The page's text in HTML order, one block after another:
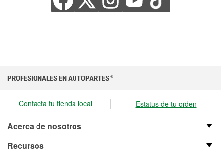
PROFESIONALES EN AUTOPARTES ®
Contacta tu tienda local Estatus de tu orden
Acerca de nosotros
Recursos